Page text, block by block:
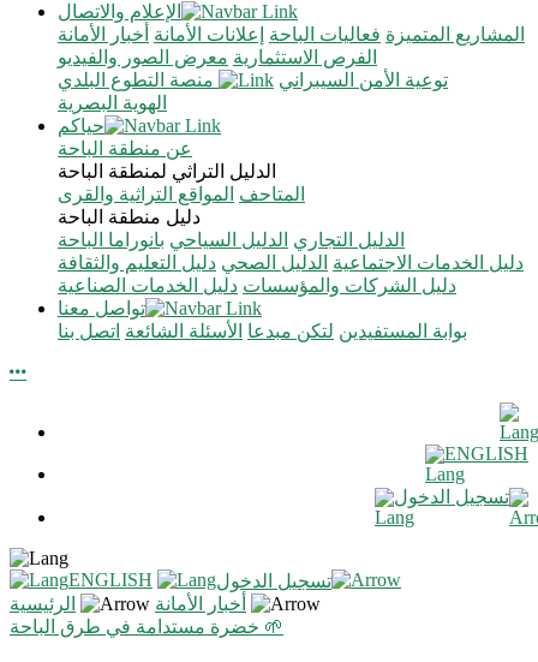
الإعلام والاتصال
أخبار الأمانة إعلانات الأمانة فعاليات الباحة المشاريع المتميزة
معرض الصور والفيديو الفرص الاستثمارية
منصة التطوع البلدي
توعية الأمن السيبراني
الهوية البصرية
حياكم
عن منطقة الباحة
الدليل التراثي لمنطقة الباحة
المواقع التراثية والقرى المتاحف
دليل منطقة الباحة
بانوراما الباحة الدليل السياحي الدليل التجاري
دليل التعليم والثقافة الدليل الصحي دليل الخدمات الاجتماعية
دليل الخدمات الصناعية دليل الشركات والمؤسسات
تواصل معنا
اتصل بنا الأسئلة الشائعة لتكن مبدعا بوابة المستفيدين
ENGLISH
تسجيل الدخول
ENGLISH
تسجيل الدخول
الرئيسية
أخبار الأمانة
خضرة مستدامة في طرق الباحة 🌱